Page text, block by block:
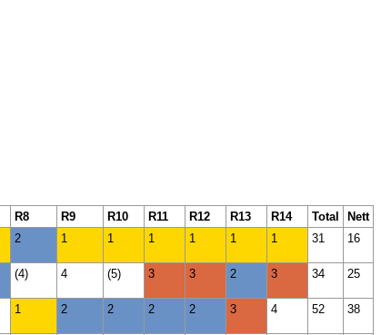
R8 R9 R10 R11 R12 R13 R14 Total
Nett
2 1 1 1 1 1 1 31 16
(4) 4 (5) 3 3 2 3 34 25
1 2 2 2 2 3 4 52 38